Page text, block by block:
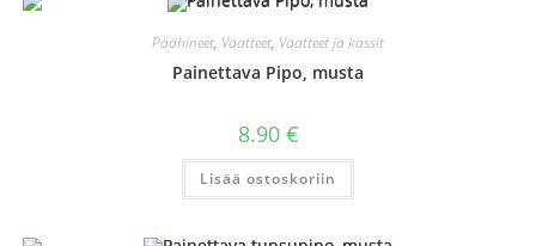
valinnat
tuotteen
Päähineet, Vaatteet, Vaatteet ja kassit
Painettava Pipo, musta
8.90 €
Lisää ostoskoriin